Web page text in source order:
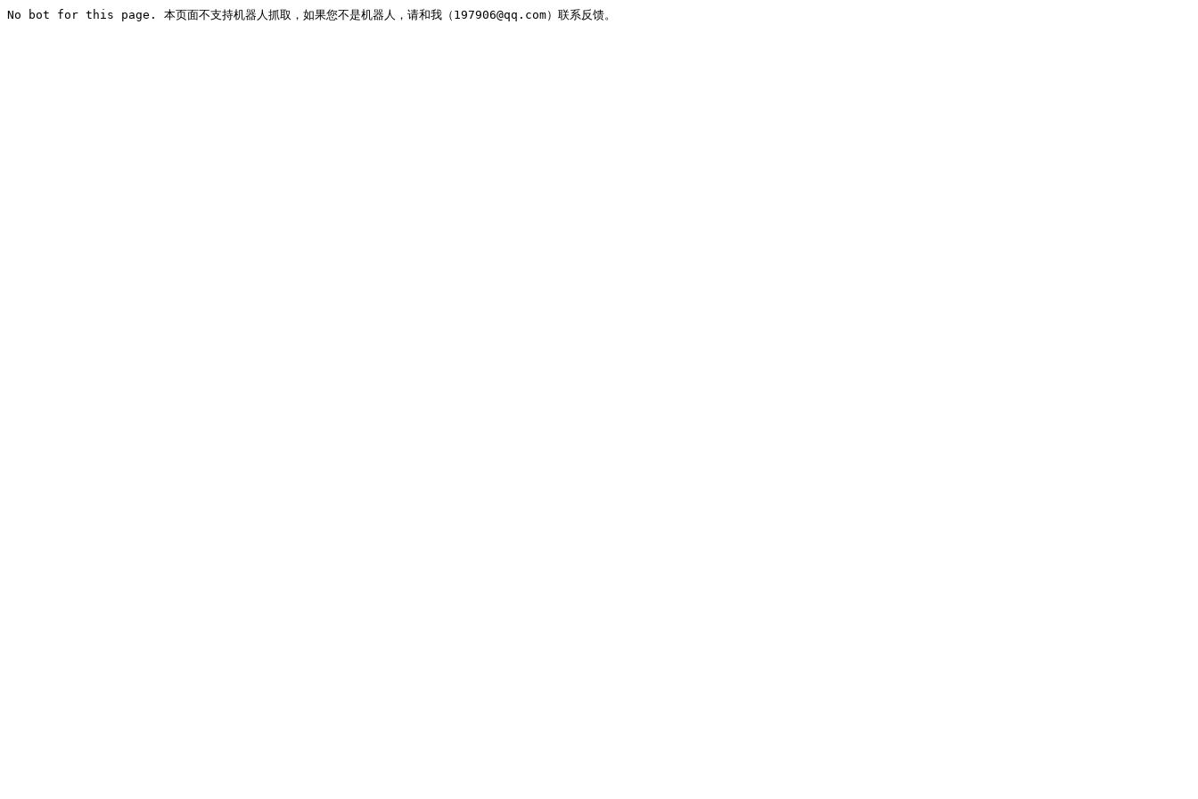
No bot for this page. 本页面不支持机器人抓取，如果您不是机器人，请和我（197906@qq.com）联系反馈。